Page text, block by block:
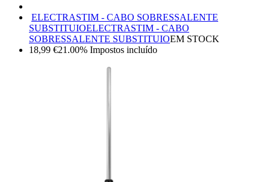
ELECTRASTIM - CABO SOBRESSALENTE
SUBSTITUIOELECTRASTIM - CABO
SOBRESSALENTE SUBSTITUIOEM STOCK
18,99 €21.00% Impostos incluído